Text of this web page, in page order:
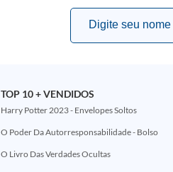
TOP 10 + VENDIDOS
Harry Potter 2023 - Envelopes Soltos
O Poder Da Autorresponsabilidade - Bolso
O Livro Das Verdades Ocultas